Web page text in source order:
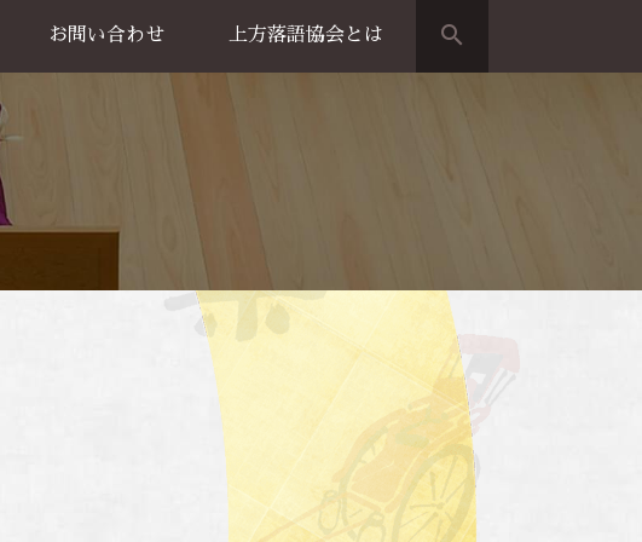
お問い合わせ 上方落語協会とは search